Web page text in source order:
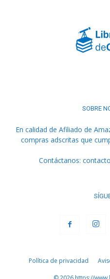
SOBRE
En calidad de Afiliado de
compras adscritas que
Contáctanos:
Política de privacidad